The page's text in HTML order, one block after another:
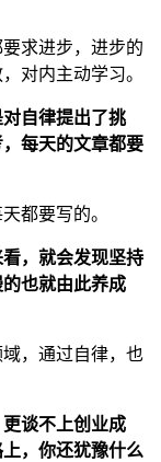
求进步，进步的
对内主动学习。
自律提出了挑
每天的文章都要
都要写的。
，就会发现坚持
也就由此养成
，通过自律，也
谈不上创业成
，你还犹豫什么